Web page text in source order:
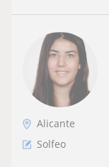
Alicante
Solfeo